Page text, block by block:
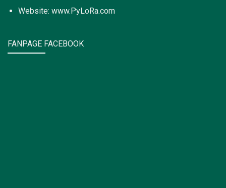
Website: www.PyLoRa.com
FANPAGE FACEBOOK